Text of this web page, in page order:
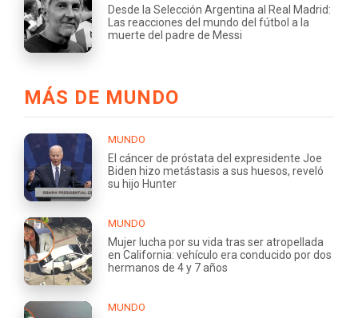
Desde la Selección Argentina al Real Madrid:
Las reacciones del mundo del fútbol a la
muerte del padre de Messi
MÁS DE MUNDO
MUNDO
El cáncer de próstata del expresidente Joe
Biden hizo metástasis a sus huesos, reveló
su hijo Hunter
MUNDO
Mujer lucha por su vida tras ser atropellada
en California: vehículo era conducido por dos
hermanos de 4 y 7 años
MUNDO